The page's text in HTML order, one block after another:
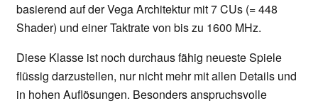
basierend auf der Vega Architektur mit 7 CUs (= 448
Shader) und einer Taktrate von bis zu 1600 MHz.
Diese Klasse ist noch durchaus fähig neueste Spiele
flüssig darzustellen, nur nicht mehr mit allen Details und
in hohen Auflösungen. Besonders anspruchsvolle